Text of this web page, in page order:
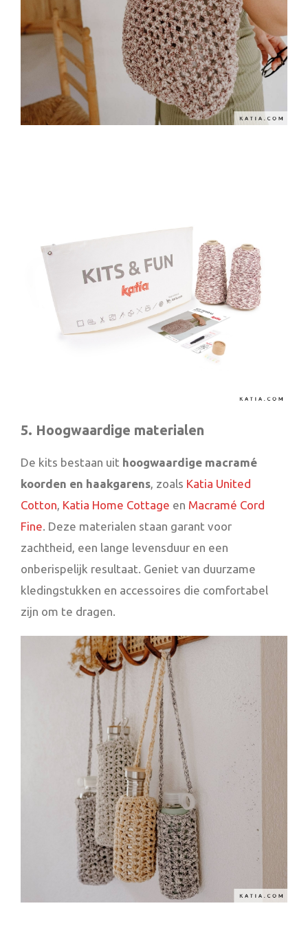
5. Hoogwaardige materialen
De kits bestaan uit hoogwaardige macramé
koorden en haakgarens , zoals Katia United
Cotton Katia Home Cottage en Macramé Cord
Fine . Deze materialen staan garant voor
zachtheid, een lange levensduur en een
onberispelijk resultaat. Geniet van duurzame
kledingstukken en accessoires die comfortabel
zijn om te dragen.